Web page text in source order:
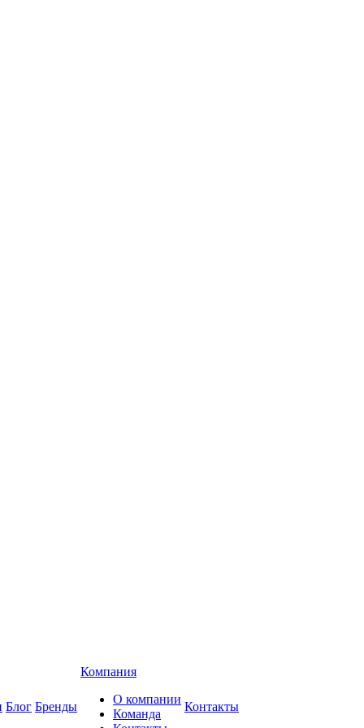
Блог Бренды
Компания
О компании
Команда
Контакты